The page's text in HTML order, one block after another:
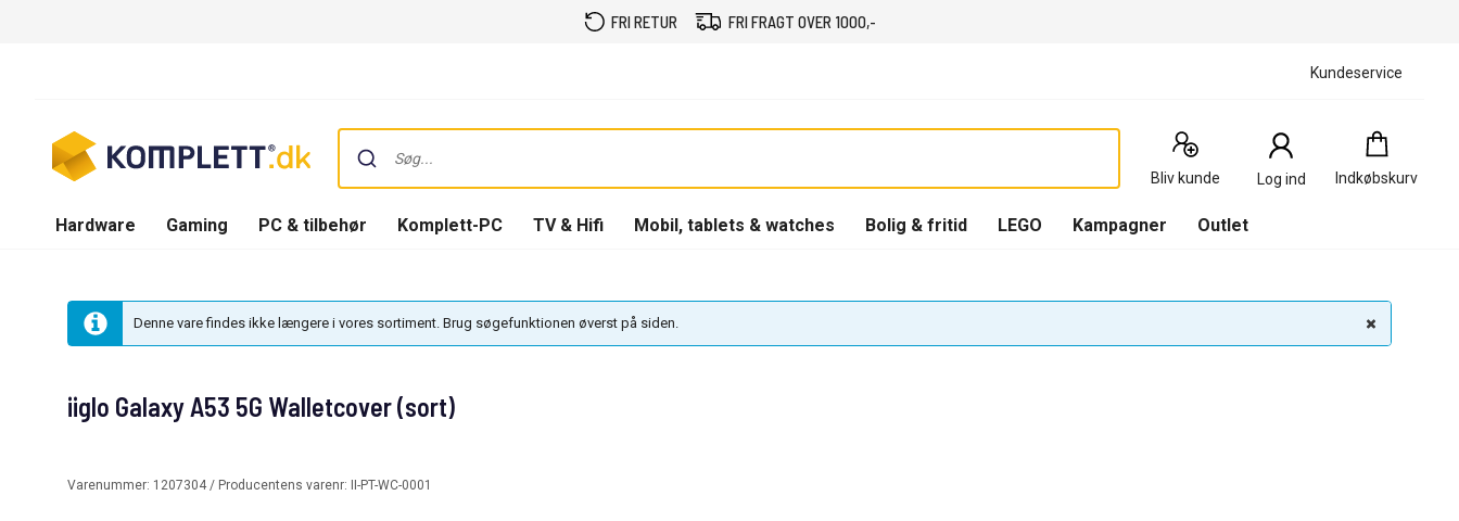
FRI RETUR FRI FRAGT OVER 1000,-
Kundeservice
Bliv kunde Log ind Indkøbskurv
Indkøbskurv
0
Produkter
Hardware Gaming PC & tilbehør Komplett-PC TV & Hifi Mobil, tablets & watches Bolig & fritid LEGO Kampagner Outlet
Denne vare findes ikke længere i vores sortiment. Brug søgefunktionen øverst på siden.
iiglo Galaxy A53 5G Walletcover (sort)
Varenummer: 1207304 / Producentens varenr: II-PT-WC-0001